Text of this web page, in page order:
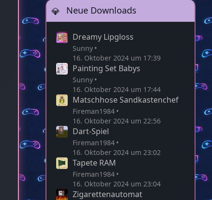
Neue Downloads
Dreamy Lipgloss
Sunny
16. Oktober 2024 um 17:39
Painting Set Babys
Sunny
16. Oktober 2024 um 17:44
Matschhose Sandkastenchef
Fireman1984
16. Oktober 2024 um 22:56
Dart-Spiel
Fireman1984
16. Oktober 2024 um 23:02
Tapete RAM
Fireman1984
16. Oktober 2024 um 23:04
Zigarettenautomat